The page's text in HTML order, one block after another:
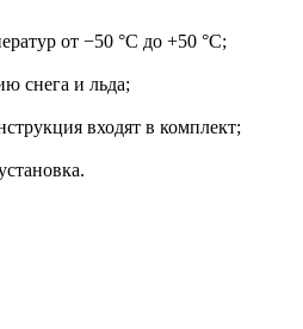
от −50 °C до +50 °C;
снега и льда;
входят в комплект;